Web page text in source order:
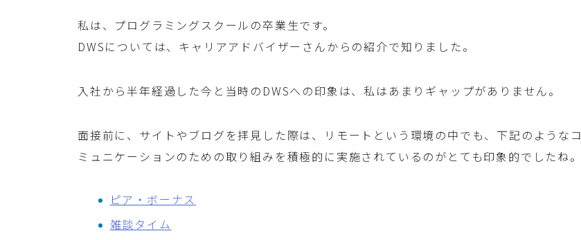
私は、プログラミングスクールの卒業生です。
DWSについては、キャリアアドバイザーさんからの紹介で知りました。
入社から半年経過した今と当時のDWSへの印象は、私はあまりギャップがありません。
面接前に、サイトやブログを拝見した際は、リモートという環境の中でも、下記のようなコ
ミュニケーションのための取り組みを積極的に実施されているのがとても印象的でしたね。
ピア・ボーナス
雑談タイム